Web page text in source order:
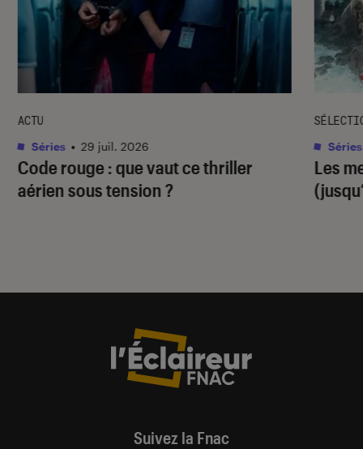
Code rouge: que vaut ce thriller
aérien sous tension ?
ACTU
Séries • 29 juil. 2026
Les
Séries
Suivez la Fnac